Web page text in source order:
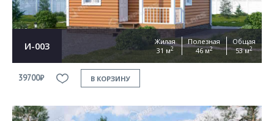
И-003
Жилая
31 м2
Полезная
46 м2
Общая
53 м2
39700₽ В КОРЗИНУ